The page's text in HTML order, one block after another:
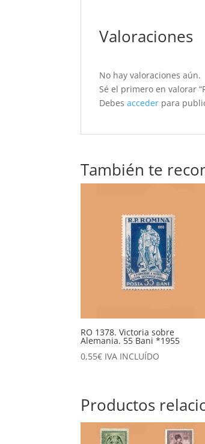
Valoraciones
No hay valoraciones aún.
Sé el primero en valorar
Debesacceder para
También te
RO 1378. Victoria sobre
Alemania. 55 Bani *1955
0,55€ IVA INCLUÍDO
Productos